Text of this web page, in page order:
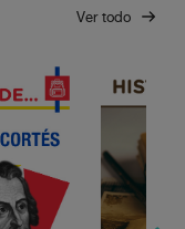
Ver todo